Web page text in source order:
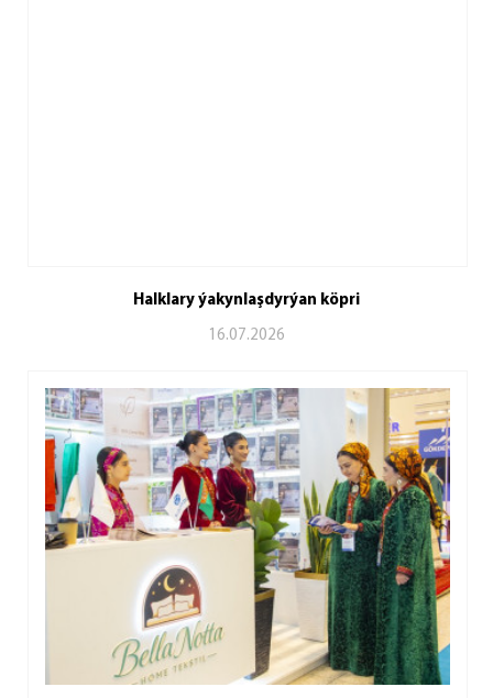
Halklary ýakynlaşdyrýan köpri
16.07.2026